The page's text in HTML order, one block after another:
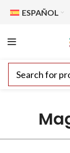
ESPAÑOL